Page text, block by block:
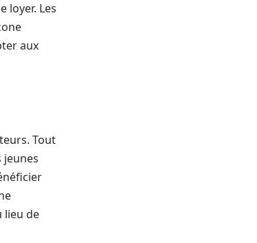
loyer. Les
aux
Tout
jeunes
lieu de